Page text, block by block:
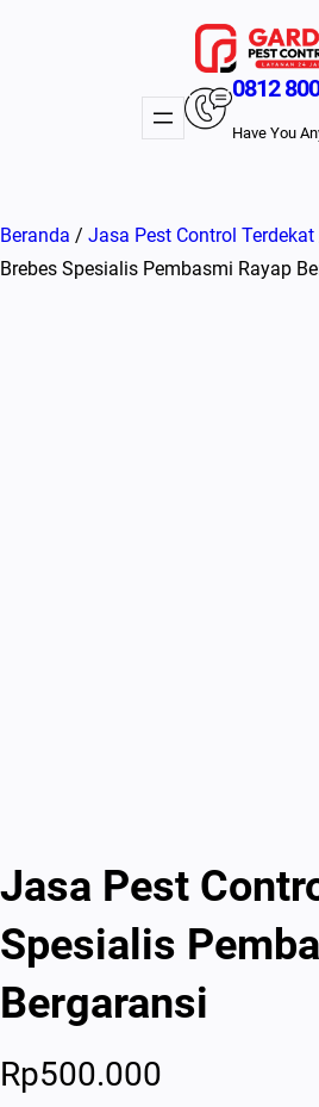
0812
Have You
Beranda / Jasa Pest Control Terdekat
Brebes Spesialis Pembasmi Rayap
Jasa Pest
Spesialis
Bergaransi
Rp500.000